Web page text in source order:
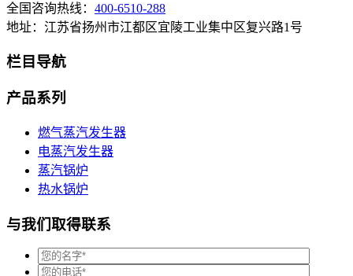
全国咨询热线： 400-6510-288
地址：江苏省扬州市江都区宜陵工业集中区复兴路1号
栏目导航
产品系列
燃气蒸汽发生器
电蒸汽发生器
蒸汽锅炉
热水锅炉
与我们取得联系